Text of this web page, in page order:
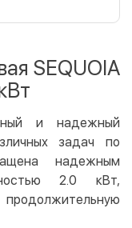
Бесплатно
SEQUOIA
и надежный
задач по
надежным
2.0 кВт,